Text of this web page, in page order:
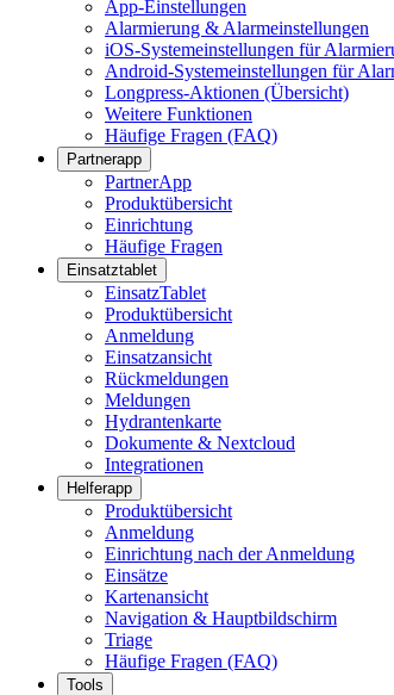
App-Einstellungen
Alarmierung & Alarmeinstellungen
iOS-Systemeinstellungen für
Android-Systemeinstellungen für
Longpress-Aktionen (Übersicht)
Weitere Funktionen
Häufige Fragen (FAQ)
Partnerapp
PartnerApp
Produktübersicht
Einrichtung
Häufige Fragen
Einsatztablet
EinsatzTablet
Produktübersicht
Anmeldung
Einsatzansicht
Rückmeldungen
Meldungen
Hydrantenkarte
Dokumente & Nextcloud
Integrationen
Helferapp
Produktübersicht
Anmeldung
Einrichtung nach der Anmeldung
Einsätze
Kartenansicht
Navigation & Hauptbildschirm
Triage
Häufige Fragen (FAQ)
Tools